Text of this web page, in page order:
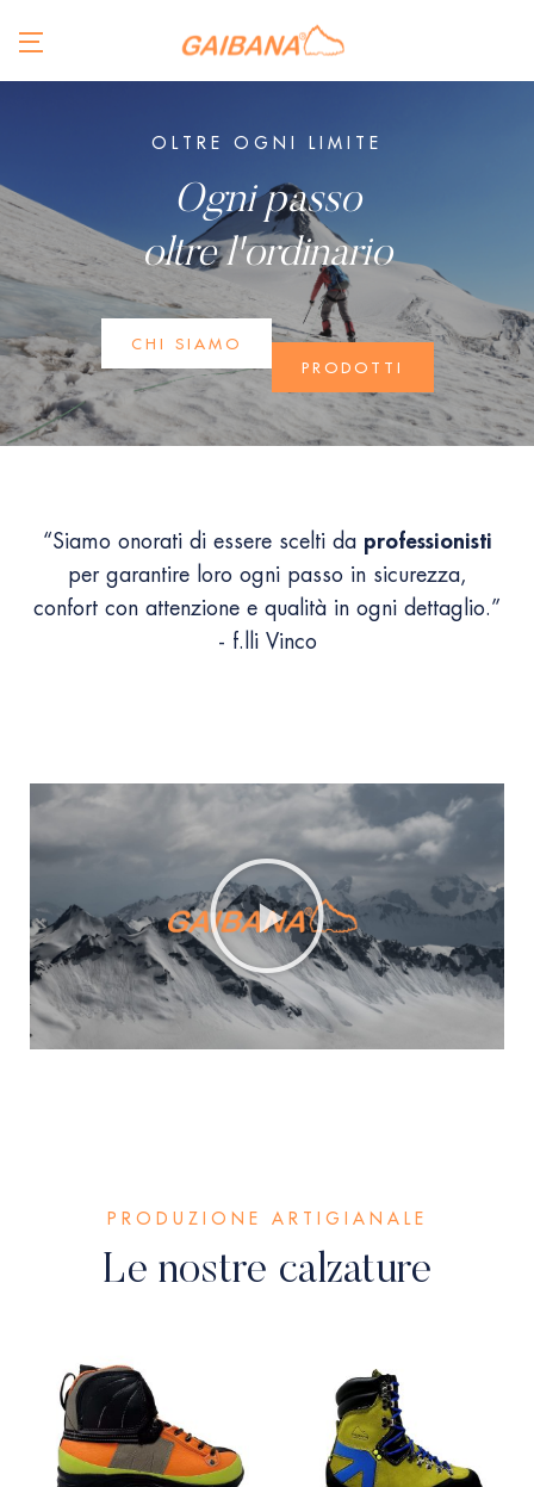
OLTRE OGNI LIMITE
Ogni passo
oltre l'ordinario
CHI SIAMO
PRODOTTI
“Siamo onorati di essere scelti da professionisti
per garantire loro ogni passo in sicurezza,
confort con attenzione e qualità in ogni dettaglio.”
- f.lli Vinco
PRODUZIONE ARTIGIANALE
Le nostre calzature